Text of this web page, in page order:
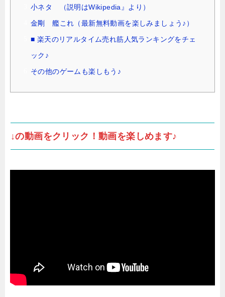
小ネタ （説明はWikipedia』より）
金剛 艦これ（最新無料動画を楽しみましょう♪）
■ 楽天のリアルタイム売れ筋人気ランキングをチェ
ック♪
その他のゲームも楽しもう♪
↓の動画をクリック！動画を楽しめます♪